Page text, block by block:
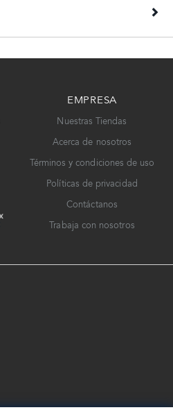
EMPRESA
Nuestras Tiendas
Acerca de nosotros
Términos y condiciones de uso
Políticas de privacidad
Contáctanos
Trabaja con nosotros